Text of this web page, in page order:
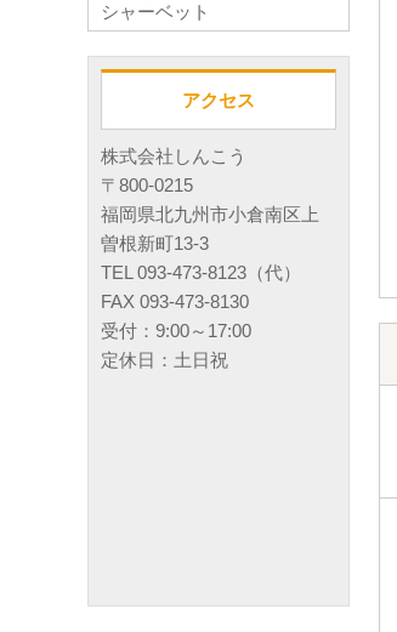
シャーベット
アクセス
株式会社しんこう
〒800-0215
福岡県北九州市小倉南区上
曽根新町13-3
TEL 093-473-8123（代）
FAX 093-473-8130
受付：9:00～17:00
定休日：土日祝